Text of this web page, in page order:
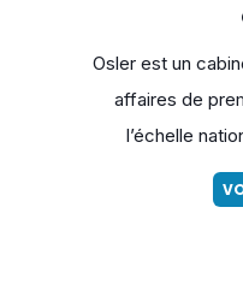
Osler est un
affaires de
l’échelle